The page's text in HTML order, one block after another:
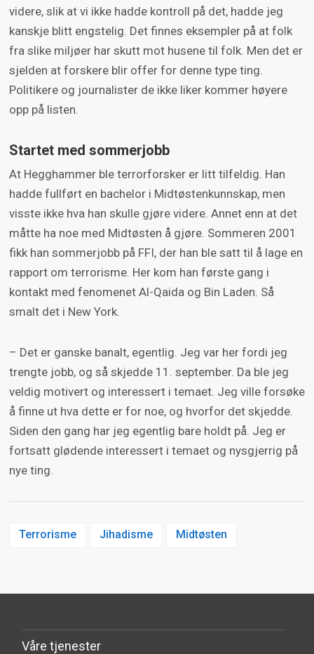
videre, slik at vi ikke hadde kontroll på det, hadde jeg
kanskje blitt engstelig. Det finnes eksempler på at folk
fra slike miljøer har skutt mot husene til folk. Men det er
sjelden at forskere blir offer for denne type ting.
Politikere og journalister de ikke liker kommer høyere
opp på listen.
Startet med sommerjobb
At Hegghammer ble terrorforsker er litt tilfeldig. Han
hadde fullført en bachelor i Midtøstenkunnskap, men
visste ikke hva han skulle gjøre videre. Annet enn at det
måtte ha noe med Midtøsten å gjøre. Sommeren 2001
fikk han sommerjobb på FFI, der han ble satt til å lage en
rapport om terrorisme. Her kom han første gang i
kontakt med fenomenet Al-Qaida og Bin Laden. Så
smalt det i New York.
– Det er ganske banalt, egentlig. Jeg var her fordi jeg
trengte jobb, og så skjedde 11. september. Da ble jeg
veldig motivert og interessert i temaet. Jeg ville forsøke
å finne ut hva dette er for noe, og hvorfor det skjedde.
Siden den gang har jeg egentlig bare holdt på. Jeg er
fortsatt glødende interessert i temaet og nysgjerrig på
nye ting.
Terrorisme Jihadisme Midtøsten
Våre tjenester